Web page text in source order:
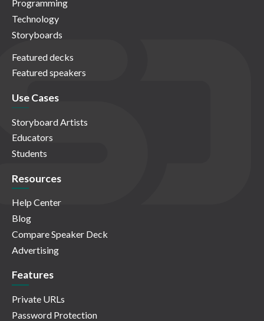
Programming
Technology
Storyboards
Featured decks
Featured speakers
Use Cases
Storyboard Artists
Educators
Students
Resources
Help Center
Blog
Compare Speaker Deck
Advertising
Features
Private URLs
Password Protection